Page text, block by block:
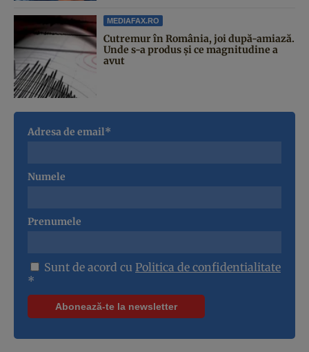
MEDIAFAX.RO
Cutremur în România, joi după-amiază.
Unde s-a produs și ce magnitudine a
avut
Adresa de email*
Numele
Prenumele
Sunt de acord cu Politica de confidentialitate
*